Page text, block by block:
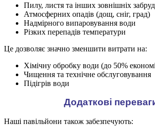
Пилу, листя та інших зовнішніх
Атмосферних опадів (дощ, сніг, град)
Надмірного випаровування води
Різких перепадів температури
Це дозволяє значно зменшити витрати на:
Хімічну обробку води (до 50%
Чищення та технічне обслуговування
Підігрів води
Додаткові
Наші павільйони також забезпечують: